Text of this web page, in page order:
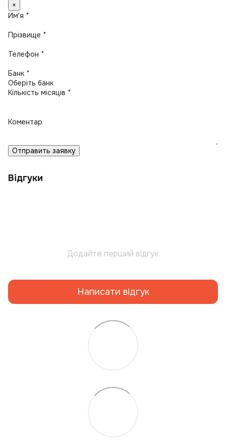
×
Имʼя *
Прізвище *
Телефон *
Банк *
Кількість місяців *
Коментар
Отправить заявку
Відгуки
Додайте перший відгук
Написати відгук